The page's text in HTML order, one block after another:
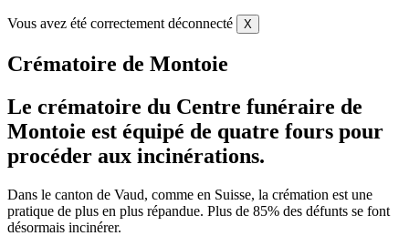
Vous avez été correctement déconnecté X
Crématoire de Montoie
Le crématoire du Centre funéraire de
Montoie est équipé de quatre fours pour
procéder aux incinérations.
Dans le canton de Vaud, comme en Suisse, la crémation est une
pratique de plus en plus répandue. Plus de 85% des défunts se font
désormais incinérer.